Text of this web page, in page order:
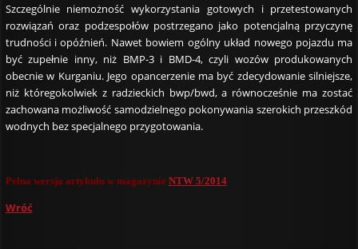
Szczególnie niemożność wykorzystania gotowych i przetestowanych
rozwiązań oraz podzespołów postrzegano jako potencjalną przyczynę
trudności i opóźnień. Nawet bowiem ogólny układ nowego pojazdu ma
być zupełnie inny, niż BMP-3 i BMD-4, czyli wozów produkowanych
obecnie w Kurganiu. Jego opancerzenie ma być zdecydowanie silniejsze,
niż któregokolwiek z radzieckich bwp/bwd, a równocześnie ma zostać
zachowana możliwość samodzielnego pokonywania szerokich przeszkód
wodnych bez specjalnego przygotowania.
Pełna wersja artykułu w magazynie NTW 5/2014
Wróć